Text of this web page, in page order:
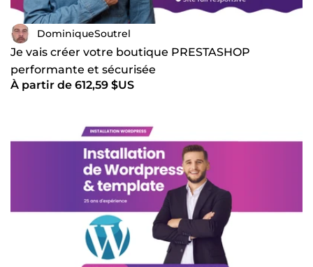
DominiqueSoutrel
Je vais créer votre boutique PRESTASHOP
performante et sécurisée
À partir de 612,59 $US